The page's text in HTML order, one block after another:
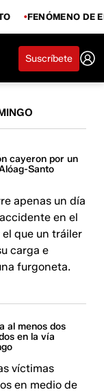
FENÓMENO DE
Suscríbete
cayeron por un
Santo
apenas un día
en el
que un tráiler
carga e
furgoneta.
al menos dos
en la vía
víctimas
en medio de